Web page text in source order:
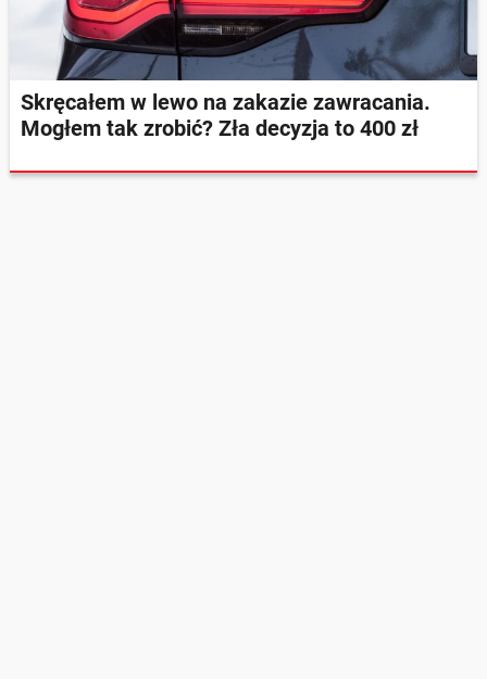
Skręcałem w lewo na zakazie zawracania.
Mogłem tak zrobić? Zła decyzja to 400 zł